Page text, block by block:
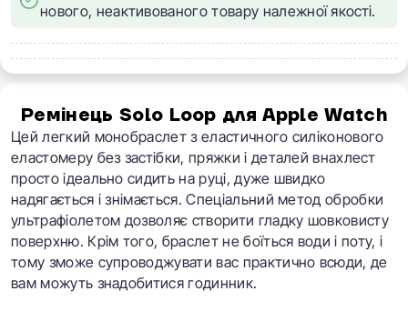
нового, неактивованого товару належної якості.
Ремінець Solo Loop для Apple Watch
Цей легкий монобраслет з еластичного силіконового
еластомеру без застібки, пряжки і деталей внахлест
просто ідеально сидить на руці, дуже швидко
надягається і знімається. Спеціальний метод обробки
ультрафіолетом дозволяє створити гладку шовковисту
поверхню. Крім того, браслет не боїться води і поту, і
тому зможе супроводжувати вас практично всюди, де
вам можуть знадобитися годинник.